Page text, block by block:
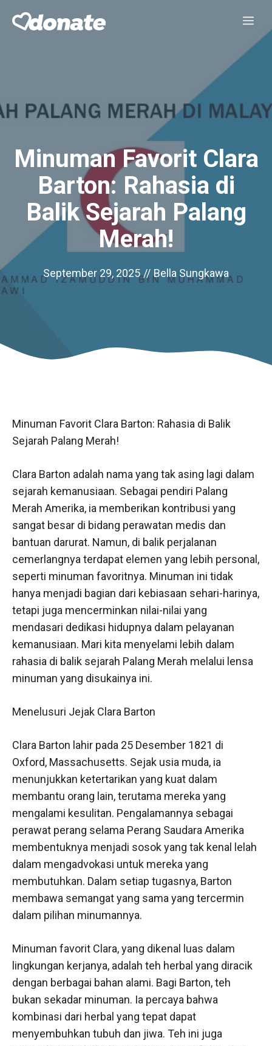
Minuman Favorit Clara
Barton: Rahasia di
Balik Sejarah Palang
Merah!
September 29, 2025 // Bella Sungkawa
Minuman Favorit Clara Barton: Rahasia di Balik
Sejarah Palang Merah!
Clara Barton adalah nama yang tak asing lagi dalam
sejarah kemanusiaan. Sebagai pendiri Palang
Merah Amerika, ia memberikan kontribusi yang
sangat besar di bidang perawatan medis dan
bantuan darurat. Namun, di balik perjalanan
cemerlangnya terdapat elemen yang lebih personal,
seperti minuman favoritnya. Minuman ini tidak
hanya menjadi bagian dari kebiasaan sehari-harinya,
tetapi juga mencerminkan nilai-nilai yang
mendasari dedikasi hidupnya dalam pelayanan
kemanusiaan. Mari kita menyelami lebih dalam
rahasia di balik sejarah Palang Merah melalui lensa
minuman yang disukainya ini.
Menelusuri Jejak Clara Barton
Clara Barton lahir pada 25 Desember 1821 di
Oxford, Massachusetts. Sejak usia muda, ia
menunjukkan ketertarikan yang kuat dalam
membantu orang lain, terutama mereka yang
mengalami kesulitan. Pengalamannya sebagai
perawat perang selama Perang Saudara Amerika
membentuknya menjadi sosok yang tak kenal lelah
dalam mengadvokasi untuk mereka yang
membutuhkan. Dalam setiap tugasnya, Barton
membawa semangat yang sama yang tercermin
dalam pilihan minumannya.
Minuman favorit Clara, yang dikenal luas dalam
lingkungan kerjanya, adalah teh herbal yang diracik
dengan berbagai bahan alami. Bagi Barton, teh
bukan sekadar minuman. Ia percaya bahwa
kombinasi dari herbal yang tepat dapat
menyembuhkan tubuh dan jiwa. Teh ini juga